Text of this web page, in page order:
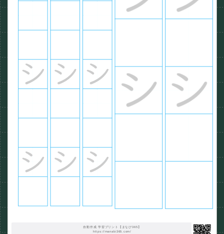
自動作成 学習プリント【まなび365】
https://manabi365.com/